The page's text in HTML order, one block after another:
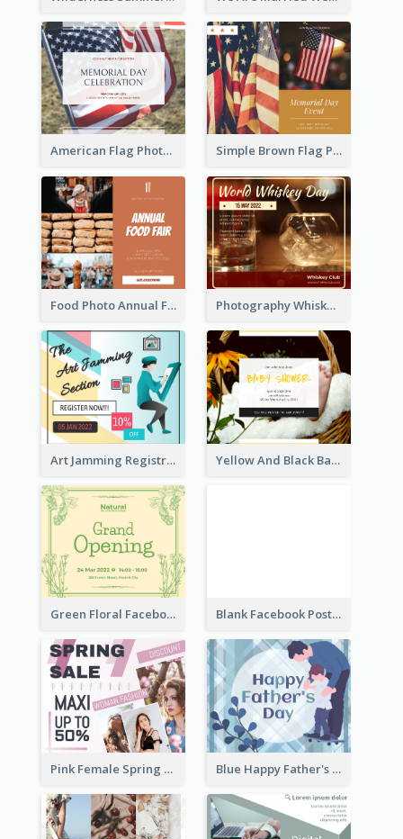
American Flag Photo Memorial Day Celebration Facebook Post Simple Brown Flag Photo Memorial Day Facebook Post
Food Photo Annual Food Fair Invitation Facebook Post Photography Whiskey Day Facebook Post With Details
Art Jamming Registration Facebook Post Yellow And Black Baby Shower Facebook Post
Green Floral Facebook Post About Grand Opening Blank Facebook Post
Pink Female Spring Fashion Facebook Post Design Blue Happy Father's Day Facebook Post